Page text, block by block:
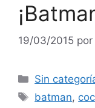
19/03/2015 por
Categorías
Sin
Etiquetas
batman,